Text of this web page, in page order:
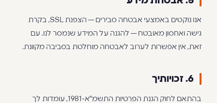
אנו נוקטים באמצעי אבטחה סבירים — הצפנת SSL, בקרת
גישה ואחסון מאובטח — להגנה על המידע שנמסר לנו. עם
זאת, אין אפשרות לערוב לאבטחה מוחלטת בסביבה מקוונת.
6. זכויותיך
בהתאם לחוק הגנת הפרטיות התשמ"א-1981, עומדות לך